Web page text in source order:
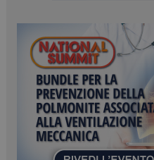
ARRAffinitySameSite